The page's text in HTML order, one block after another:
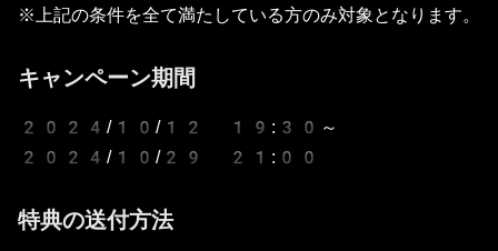
※上記の条件を全て満たしている方のみ対象となります。
キャンペーン期間
2024/10/12 19:30～
2024/10/29 21:00
特典の送付方法